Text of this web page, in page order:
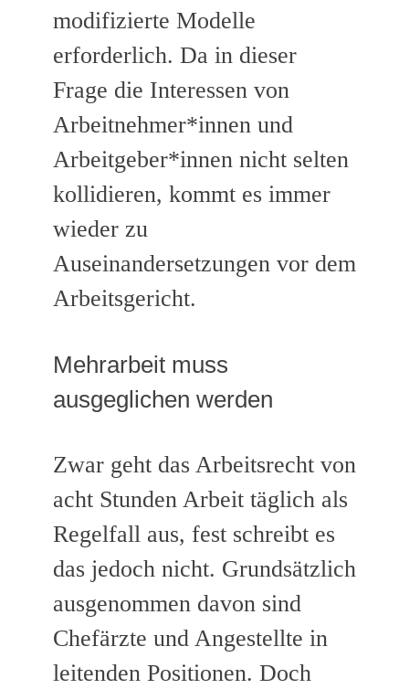
modifizierte Modelle
erforderlich. Da in dieser
Frage die Interessen von
Arbeitnehmer*innen und
Arbeitgeber*innen nicht selten
kollidieren, kommt es immer
wieder zu
Auseinandersetzungen vor dem
Arbeitsgericht.
Mehrarbeit muss
ausgeglichen werden
Zwar geht das Arbeitsrecht von
acht Stunden Arbeit täglich als
Regelfall aus, fest schreibt es
das jedoch nicht. Grundsätzlich
ausgenommen davon sind
Chefärzte und Angestellte in
leitenden Positionen. Doch